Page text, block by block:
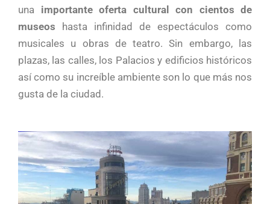
una importante oferta cultural con cientos de
museos hasta infinidad de espectáculos como
musicales u obras de teatro. Sin embargo, las
plazas, las calles, los Palacios y edificios históricos
así como su increíble ambiente son lo que más nos
gusta de la ciudad.